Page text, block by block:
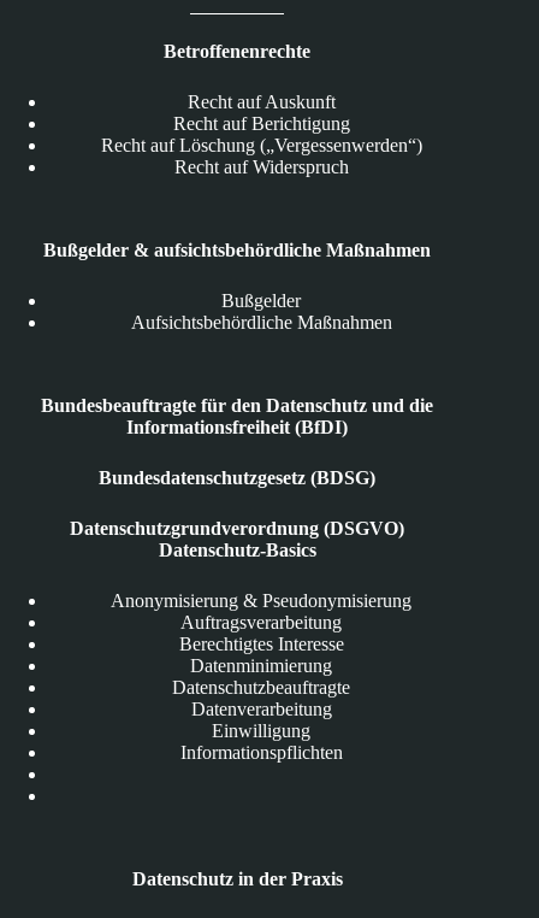
Betroffenenrechte
Recht auf Auskunft
Recht auf Berichtigung
Recht auf Löschung („Vergessenwerden“)
Recht auf Widerspruch
Bußgelder & aufsichtsbehördliche Maßnahmen
Bußgelder
Aufsichtsbehördliche Maßnahmen
Bundesbeauftragte für den Datenschutz und die
Informationsfreiheit (BfDI)
Bundesdatenschutzgesetz (BDSG)
Datenschutzgrundverordnung (DSGVO)
Datenschutz-Basics
Anonymisierung & Pseudonymisierung
Auftragsverarbeitung
Berechtigtes Interesse
Datenminimierung
Datenschutzbeauftragte
Datenverarbeitung
Einwilligung
Informationspflichten
Datenschutz in der Praxis